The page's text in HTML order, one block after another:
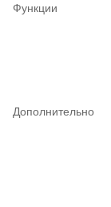
Функции
Дополнительно